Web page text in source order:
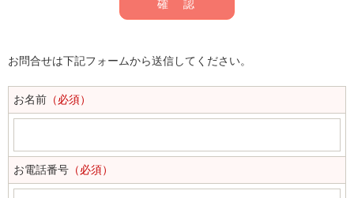
お問合せは下記フォームから送信してください。
お名前 （必須）
お電話番号 （必須）